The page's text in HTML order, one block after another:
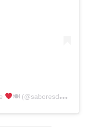
🍽 (@saboresdacidade)